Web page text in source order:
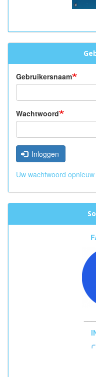
Gebruikersnaam
Wachtwoord
Inloggen
Uw wachtwoord